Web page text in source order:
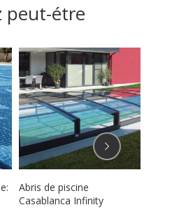
peut-étre
Abris de piscine
Casablanca Infinity